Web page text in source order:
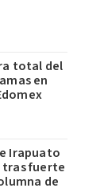
total del
en
Irapuato
tras fuerte
de